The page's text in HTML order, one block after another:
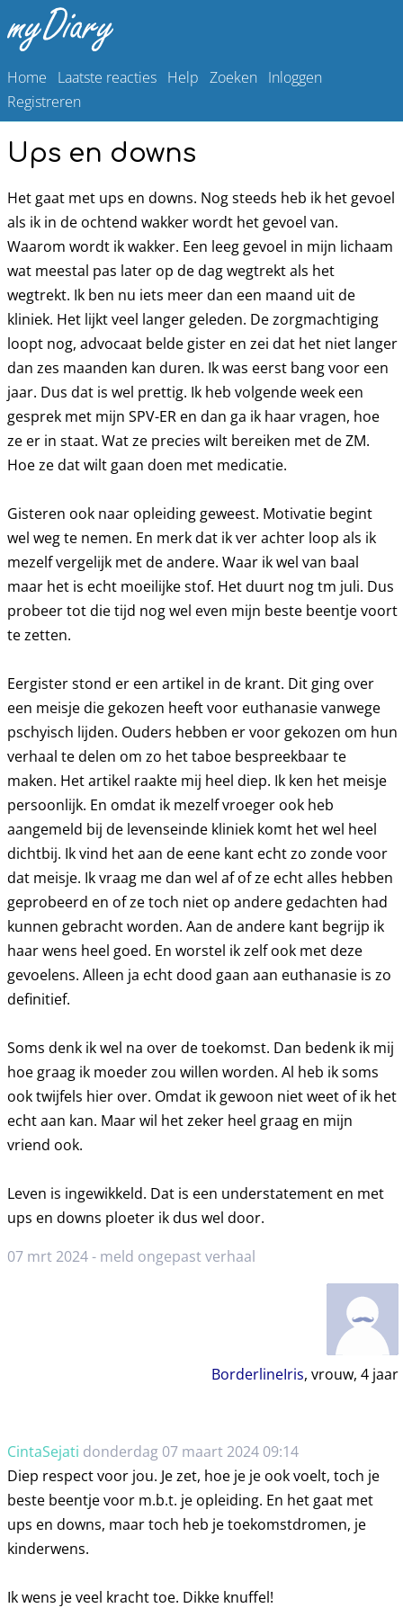
Home Laatste reacties Help Zoeken Inloggen
Registreren
Ups en downs
Het gaat met ups en downs. Nog steeds heb ik het gevoel
als ik in de ochtend wakker wordt het gevoel van.
Waarom wordt ik wakker. Een leeg gevoel in mijn lichaam
wat meestal pas later op de dag wegtrekt als het
wegtrekt. Ik ben nu iets meer dan een maand uit de
kliniek. Het lijkt veel langer geleden. De zorgmachtiging
loopt nog, advocaat belde gister en zei dat het niet langer
dan zes maanden kan duren. Ik was eerst bang voor een
jaar. Dus dat is wel prettig. Ik heb volgende week een
gesprek met mijn SPV-ER en dan ga ik haar vragen, hoe
ze er in staat. Wat ze precies wilt bereiken met de ZM.
Hoe ze dat wilt gaan doen met medicatie.
Gisteren ook naar opleiding geweest. Motivatie begint
wel weg te nemen. En merk dat ik ver achter loop als ik
mezelf vergelijk met de andere. Waar ik wel van baal
maar het is echt moeilijke stof. Het duurt nog tm juli. Dus
probeer tot die tijd nog wel even mijn beste beentje voort
te zetten.
Eergister stond er een artikel in de krant. Dit ging over
een meisje die gekozen heeft voor euthanasie vanwege
pschyisch lijden. Ouders hebben er voor gekozen om hun
verhaal te delen om zo het taboe bespreekbaar te
maken. Het artikel raakte mij heel diep. Ik ken het meisje
persoonlijk. En omdat ik mezelf vroeger ook heb
aangemeld bij de levenseinde kliniek komt het wel heel
dichtbij. Ik vind het aan de eene kant echt zo zonde voor
dat meisje. Ik vraag me dan wel af of ze echt alles hebben
geprobeerd en of ze toch niet op andere gedachten had
kunnen gebracht worden. Aan de andere kant begrijp ik
haar wens heel goed. En worstel ik zelf ook met deze
gevoelens. Alleen ja echt dood gaan aan euthanasie is zo
definitief.
Soms denk ik wel na over de toekomst. Dan bedenk ik mij
hoe graag ik moeder zou willen worden. Al heb ik soms
ook twijfels hier over. Omdat ik gewoon niet weet of ik het
echt aan kan. Maar wil het zeker heel graag en mijn
vriend ook.
Leven is ingewikkeld. Dat is een understatement en met
ups en downs ploeter ik dus wel door.
07 mrt 2024 - meld ongepast verhaal
BorderlineIris, vrouw, 4jaar
CintaSejati donderdag 07 maart 2024 09:14
Diep respect voor jou. Je zet, hoe je je ook voelt, toch je
beste beentje voor m.b.t. je opleiding. En het gaat met
ups en downs, maar toch heb je toekomstdromen, je
kinderwens.
Ik wens je veel kracht toe. Dikke knuffel!